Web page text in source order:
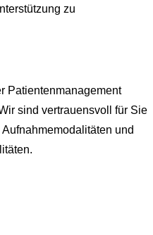
zu
Patientenmanagement
sind vertrauensvoll für Sie
und